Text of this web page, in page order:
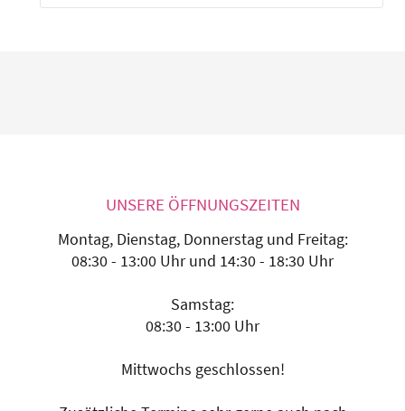
UNSERE ÖFFNUNGSZEITEN
Montag, Dienstag, Donnerstag und Freitag:
08:30 - 13:00 Uhr und 14:30 - 18:30 Uhr
Samstag:
08:30 - 13:00 Uhr
Mittwochs geschlossen!